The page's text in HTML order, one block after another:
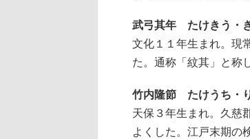
武弓其年 たけきう・
文化１１年生まれ。現
た。通称「紋其」と称
竹内隆節 たけうち・
天保３年生まれ。久慈
よくした。江戸末期の